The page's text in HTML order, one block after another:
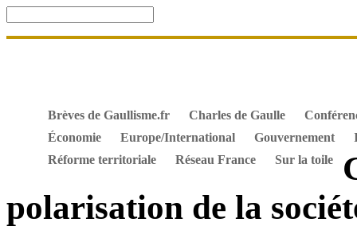
Brèves de Gaullisme.fr
Charles de Gaulle
Économie
Europe/International Gouvernement
Réforme territoriale
Réseau France Sur la toile
polarisation de la